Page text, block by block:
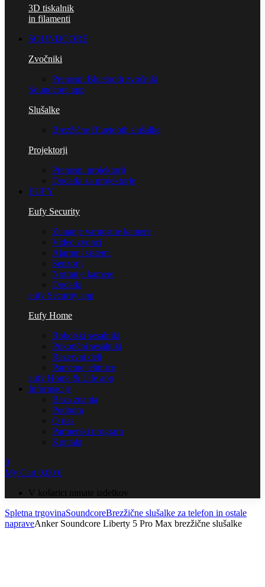
3D tiskalnik
in filamenti
SOUNDCORE
Zvočniki
Prenosni Bluetooth zvočniki
Soundcore app
Slušalke
Brezžične Bluetooth slušalke
Projektorji
Prenosni projektorji
Dodatki za projektorje
EUFY
Eufy Security
Zunanje varnostne kamere
Video zvonci
Alarmni sistemi
Senzorji
Notranje kamere
Dodatki
eufy Security app
Eufy Home
Robotski sesalniki
Pokončni sesalniki
Rezervni deli
Pametne tehtnice
eufy Home & Life app
Informacije
Baza znanja
Podpora
O nas
Partnerski program
Kontakt
0
My Cart0,00 €
V košarici nimate izdelkov
Spletna trgovinaSoundcoreBrezžične slušalke za telefon in ostale
napraveAnker Soundcore Liberty 5 Pro Max brezžične slušalke